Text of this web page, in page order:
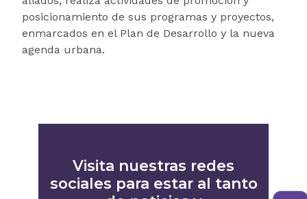
posicionamiento de sus programas y proyectos,
enmarcados en el Plan de Desarrollo y la nueva
agenda urbana.
Visita nuestras redes
sociales para estar al tanto